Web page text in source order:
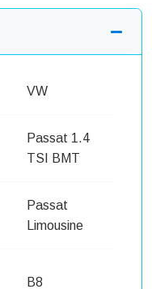
VW
Passat 1.4
TSI BMT
Passat
Limousine
B8